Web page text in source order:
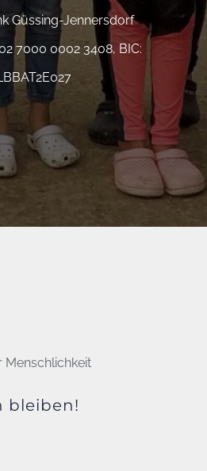
Güssing-Jennersdorf
7000 0002 3408, BIC:
Menschlichkeit
bleiben!